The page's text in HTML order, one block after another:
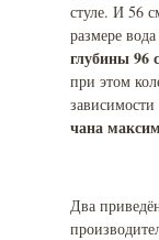
стуле. И 56
размере
глубины 96
при этом
чана
Два